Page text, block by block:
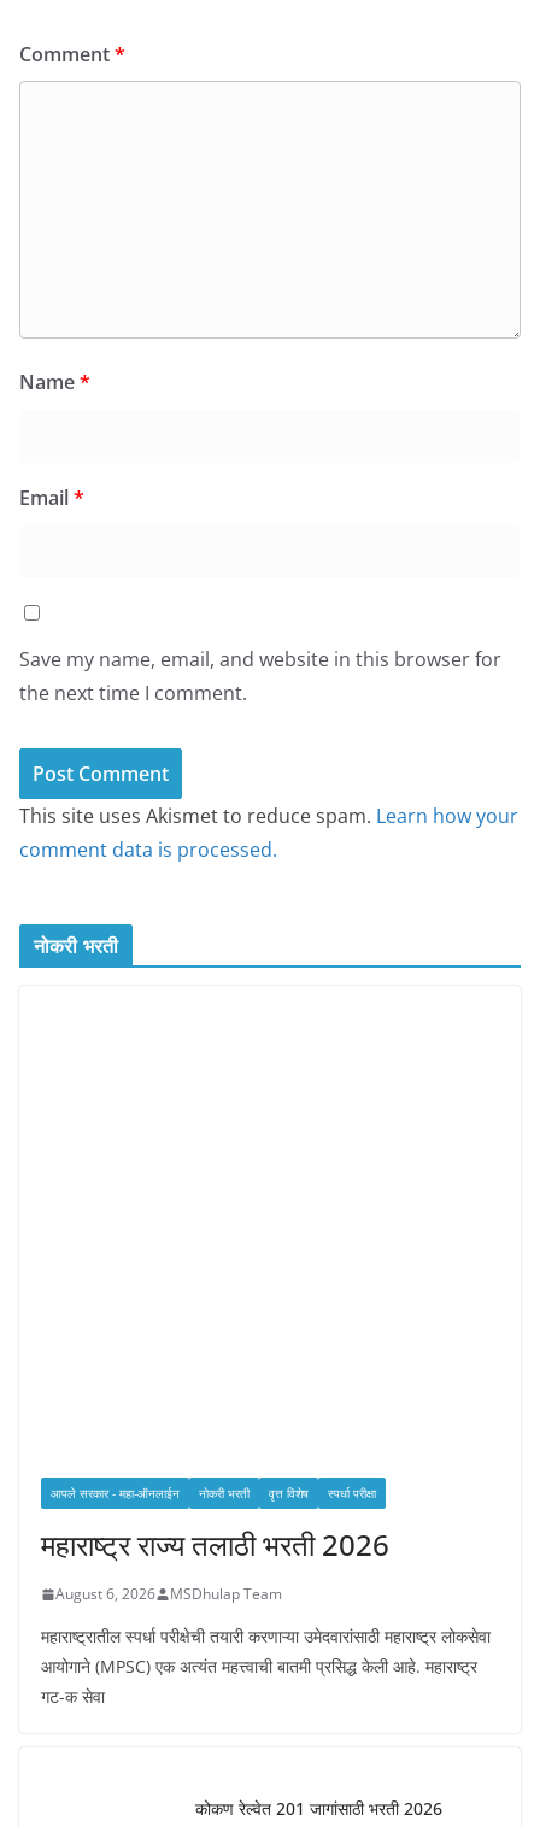
Comment*
Name*
Email*
Save my name, email, and website in this browser for
the next time I comment.
This site uses Akismet to reduce spam. Learn how your
comment data is processed.
नोकरी भरती
आपले सरकार - महा-ऑनलाईन नोकरी भरती वृत्त विशेष स्पर्धा परीक्षा
महाराष्ट्र राज्य तलाठी भरती 2026
August 6, 2026 MSDhulap Team
महाराष्ट्रातील स्पर्धा परीक्षेची तयारी करणाऱ्या उमेदवारांसाठी महाराष्ट्र लोकसेवा
आयोगाने (MPSC) एक अत्यंत महत्त्वाची बातमी प्रसिद्ध केली आहे. महाराष्ट्र
गट-क सेवा
कोकण रेल्वेत 201 जागांसाठी भरती 2026